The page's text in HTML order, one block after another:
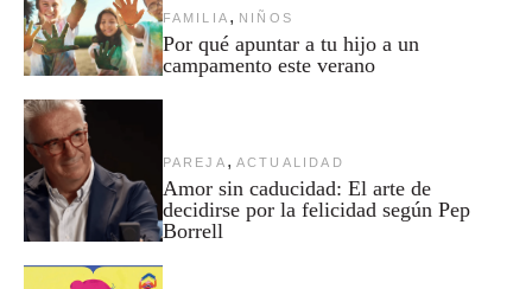
FAMILIA , NIÑOS
Por qué apuntar a tu hijo a un
campamento este verano
PAREJA , ACTUALIDAD
Amor sin caducidad: El arte de
decidirse por la felicidad según Pep
Borrell